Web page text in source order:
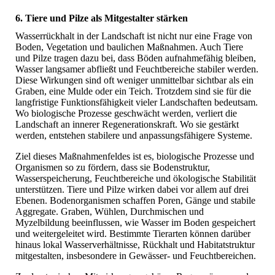
6. Tiere und Pilze als Mitgestalter stärken
Wasserrückhalt in der Landschaft ist nicht nur eine Frage von
Boden, Vegetation und baulichen Maßnahmen. Auch Tiere
und Pilze tragen dazu bei, dass Böden aufnahmefähig bleiben,
Wasser langsamer abfließt und Feuchtbereiche stabiler werden.
Diese Wirkungen sind oft weniger unmittelbar sichtbar als ein
Graben, eine Mulde oder ein Teich. Trotzdem sind sie für die
langfristige Funktionsfähigkeit vieler Landschaften bedeutsam.
Wo biologische Prozesse geschwächt werden, verliert die
Landschaft an innerer Regenerationskraft. Wo sie gestärkt
werden, entstehen stabilere und anpassungsfähigere Systeme.
Ziel dieses Maßnahmenfeldes ist es, biologische Prozesse und
Organismen so zu fördern, dass sie Bodenstruktur,
Wasserspeicherung, Feuchtbereiche und ökologische Stabilität
unterstützen. Tiere und Pilze wirken dabei vor allem auf drei
Ebenen. Bodenorganismen schaffen Poren, Gänge und stabile
Aggregate. Graben, Wühlen, Durchmischen und
Myzelbildung beeinflussen, wie Wasser im Boden gespeichert
und weitergeleitet wird. Bestimmte Tierarten können darüber
hinaus lokal Wasserverhältnisse, Rückhalt und Habitatstruktur
mitgestalten, insbesondere in Gewässer- und Feuchtbereichen.